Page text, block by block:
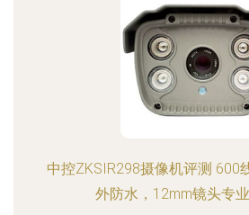
中控ZKSIR298摄像机评测 600
外防水，12mm镜头专